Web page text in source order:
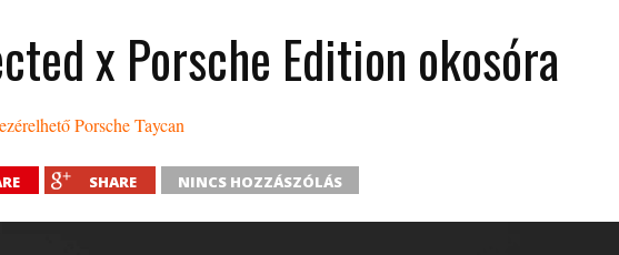
x Porsche Edition okosóra
Porsche Taycan
SHARE NINCS HOZZÁSZÓLÁS